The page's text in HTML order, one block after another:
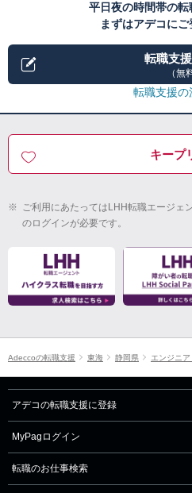
平日夜の時間帯の転
まずはアデコに
転職支
（無
転職支援の
キープ
※ ご利用にあたってはLHH転職エージェ
のログインが必要です。
Adeccoの転職支援 東海 静岡県 エンジニ
アデコの転職支援に登録
MyPagログイン
転職のお仕事検索